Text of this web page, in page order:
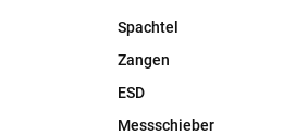
Spachtel
Zangen
ESD
Messschieber